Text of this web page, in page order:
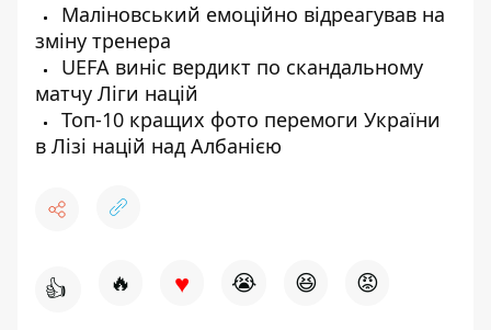
Маліновський емоційно відреагував на
зміну тренера
UEFA виніс вердикт по скандальному
матчу Ліги націй
Топ-10 кращих фото перемоги України
в Лізі націй над Албанією
👍 🔥 ♥ 😭 😆 😡